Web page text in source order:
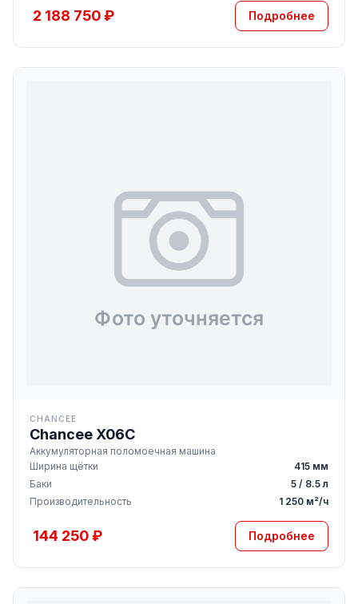
2 188 750 ₽ Подробнее
CHANCEE
Chancee X06C
Аккумуляторная поломоечная машина
Ширина щётки
415 мм
Баки
5 / 8.5 л
Производительность
1 250 м²/ч
144 250 ₽ Подробнее